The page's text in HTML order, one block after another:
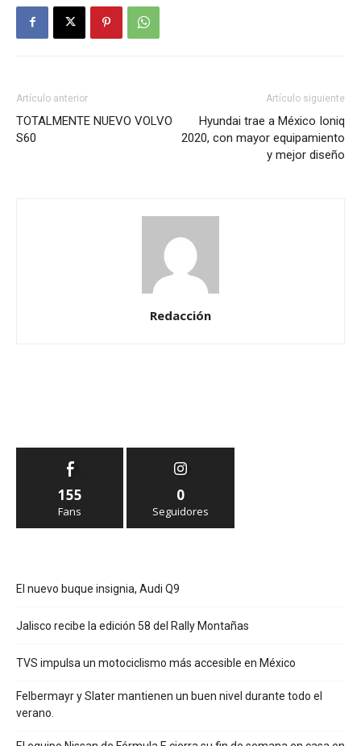
Artículo anterior
TOTALMENTE NUEVO VOLVO
S60
Artículo siguiente
Hyundai trae a México Ioniq
2020, con mayor equipamiento
y mejor diseño
Redacción
155
Fans
0
Seguidores
El nuevo buque insignia, Audi Q9
Jalisco recibe la edición 58 del Rally Montañas
TVS impulsa un motociclismo más accesible en México
Felbermayr y Slater mantienen un buen nivel durante todo el
verano.